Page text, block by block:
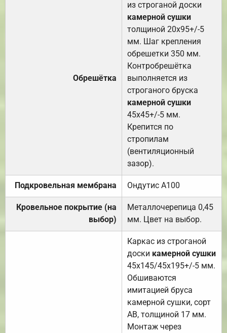
Обрешётка
из строганой доски
камерной сушки
толщиной 20х95+/-5
мм. Шаг крепления
обрешетки 350 мм.
Контробрешётка
выполняется из
строганого бруска
камерной сушки
45х45+/-5 мм.
Крепится по
стропилам
(вентиляционный
зазор).
Подкровельная мембрана Ондутис А100
Кровельное покрытие (на
выбор)
Металлочерепица 0,45
мм. Цвет на выбор.
Каркас из строганой
доски камерной сушки
45х145/45х195+/-5 мм.
Обшиваются
имитацией бруса
камерной сушки, сорт
АВ, толщиной 17 мм.
Монтаж через